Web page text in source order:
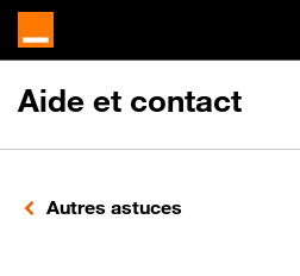
Aide et contact
Autres astuces